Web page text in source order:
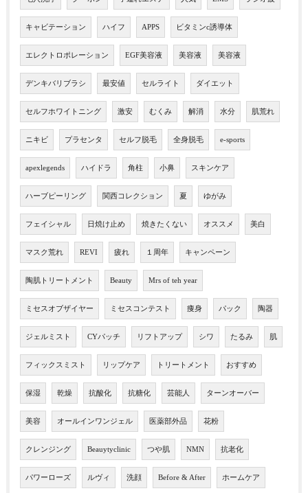
キャビテーション ハイフ APPS ビタミンc誘導体
エレクトロポレーション EGF美容液 美容液 美容液
デンキバリブラシ 最安値 セルライト ダイエット
セルフホワイトニング 激安 むくみ 解消 水分 肌荒れ
ニキビ プラセンタ セルフ脱毛 全身脱毛 e-sports
apexlegends ハイドラ 角柱 小鼻 スキンケア
ハーブピーリング 関西コレクション 夏 ゆがみ
フェイシャル 日焼け止め 焼きたくない オススメ 美白
マスク荒れ REVI 疲れ １周年 キャンペーン
陶肌トリートメント Beauty Mrs of teh year
ミセスオブザイヤー ミセスコンテスト 痩身 パック 陶器
ジェルミスト CYパッチ リフトアップ シワ たるみ 肌
フィックスミスト リップケア トリートメント おすすめ
保湿 乾燥 抗酸化 抗糖化 芸能人 ターンオーバー
美容 オールインワンジェル 医薬部外品 花粉
クレンジング Beauytyclinic つや肌 NMN 抗老化
パワーローズ ルヴィ 洗顔 Before & After ホームケア